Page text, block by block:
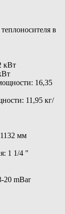
в
кВт
16,35
11,95 кг/
мм
1 1/4 "
20 mBar